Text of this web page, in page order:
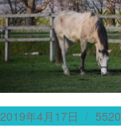
投
2019年4月17日
フ